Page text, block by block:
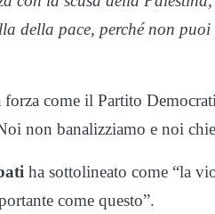
della pace, perché non puoi
come il Partito
non banalizziamo e noi
ha sottolineato come “la
come questo”.